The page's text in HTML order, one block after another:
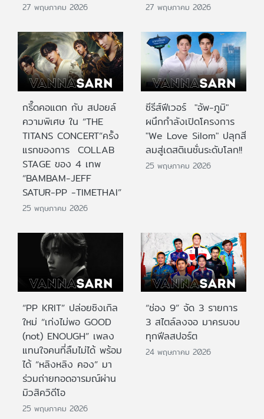
27 พฤษภาคม 2026 27 พฤษภาคม 2026
กรี๊ดคอแตก กับ สปอยล์
ความพิเศษ ใน “THE
TITANS CONCERT”ครั้ง
แรกของการ COLLAB
STAGE ของ 4 เทพ
“BAMBAM-JEFF
SATUR-PP -TIMETHAI”
25 พฤษภาคม 2026
ซีรีส์ฟีเวอร์ "อัพ-ภูมิ"
ผนึกกำลังเปิดโครงการ
"We Love Silom" ปลุกสี
ลมสู่เดสติเนชั่นระดับโลก!!
25 พฤษภาคม 2026
“PP KRIT” ปล่อยซิงเกิล
ใหม่ “เก่งไม่พอ GOOD
(not) ENOUGH” เพลง
แทนใจคนที่ลืมไม่ได้ พร้อม
ได้ “หลิงหลิง คอง” มา
ร่วมถ่ายทอดอารมณ์ผ่าน
มิวสิควิดีโอ
25 พฤษภาคม 2026
“ช่อง 9” จัด 3 รายการ
3 สไตล์ลงจอ มาครบจบ
ทุกฟีลสปอร์ต
24 พฤษภาคม 2026